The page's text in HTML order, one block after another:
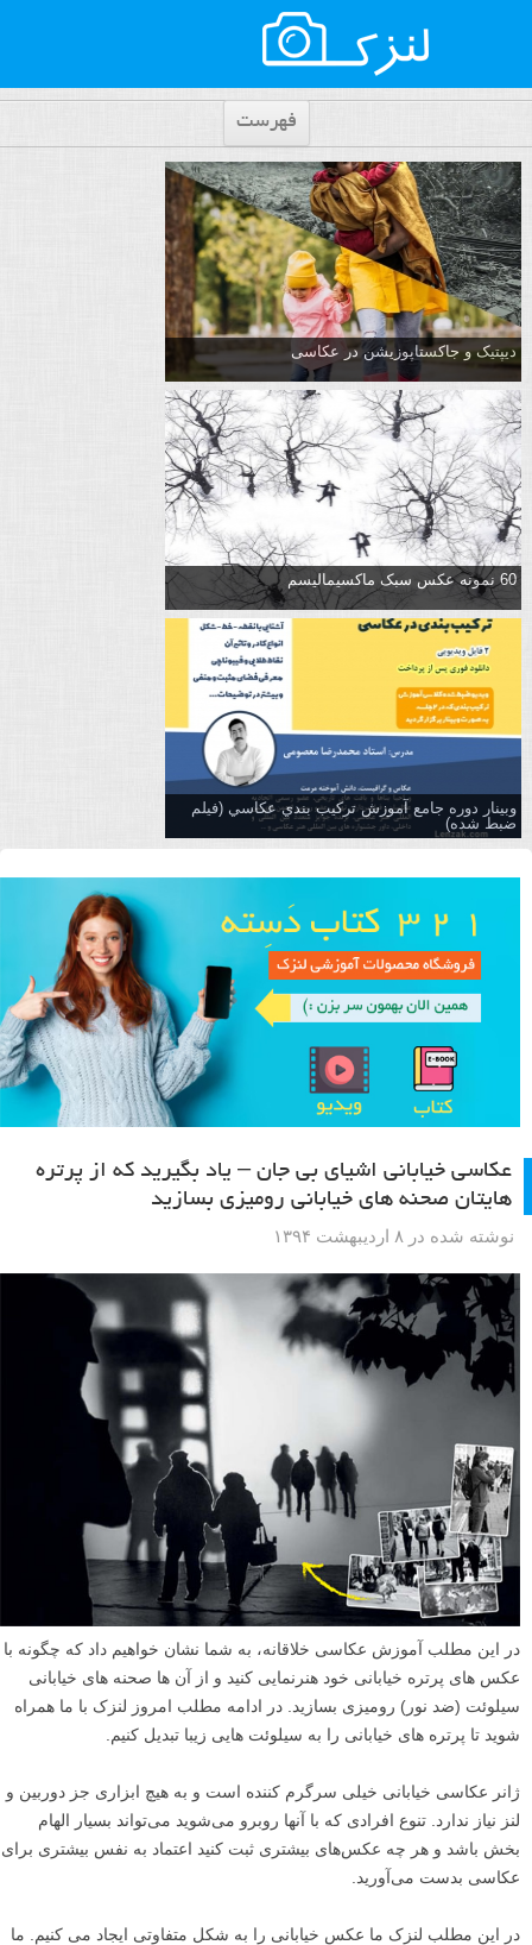
فهرست
دیپتیک و جاکستا‌پوزیشن در عکاسی
60 نمونه عکس سبک ماکسیمالیسم
وبینار دوره جامع آموزش تركيب بندي عكاسي (فیلم
ضبط شده)
عکاسی خیابانی اشیای بی جان – یاد بگیرید که از پرتره
هایتان صحنه های خیابانی رومیزی بسازید
نوشته شده در ۸ اردیبهشت ۱۳۹۴
در این مطلب آموزش عکاسی خلاقانه، به شما نشان خواهیم داد که چگونه با
عکس های پرتره خیابانی خود هنرنمایی کنید و از آن ها صحنه های خیابانی
سیلوئت (ضد نور) رومیزی بسازید. در ادامه مطلب امروز لنزک با ما همراه
شوید تا پرتره های خیابانی را به سیلوئت هایی زیبا تبدیل کنیم.
ژانر عکاسی خیابانی خیلی سرگرم کننده است و به هیچ ابزاری جز دوربین و
لنز نیاز ندارد. تنوع افرادی که با آنها روبرو می‌شوید می‌تواند بسیار الهام
بخش باشد و هر چه عکس‌های بیشتری ثبت کنید اعتماد به نفس بیشتری برای
عکاسی بدست می‌آورید.
در این مطلب لنزک ما عکس خیابانی را به شکل متفاوتی ایجاد می کنیم. ما